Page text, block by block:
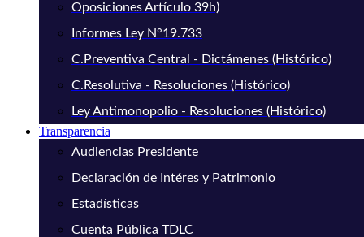
Oposiciones Artículo 39h)
Informes Ley N°19.733
C.Preventiva Central - Dictámenes (Histórico)
C.Resolutiva - Resoluciones (Histórico)
Ley Antimonopolio - Resoluciones (Histórico)
Transparencia
Audiencias Presidente
Declaración de Intéres y Patrimonio
Estadísticas
Cuenta Pública TDLC